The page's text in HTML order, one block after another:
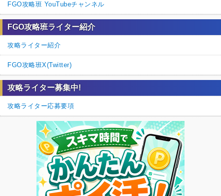
FGO攻略班 YouTubeチャンネル
FGO攻略班ライター紹介
攻略ライター紹介
FGO攻略班X(Twitter)
攻略ライター募集中!
攻略ライター応募要項